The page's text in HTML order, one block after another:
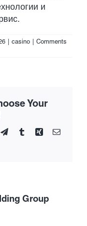
и
casino
Comments
Your
TelegramTumblrXing Email
Group